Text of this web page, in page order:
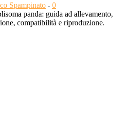
Spampinato - 0
panda: guida ad allevamento,
compatibilità e riproduzione.